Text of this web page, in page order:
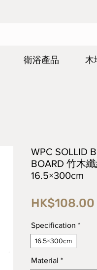
衛浴產品 木
WPC SOLLID
BOARD 竹木
16.5×300cm
HK$108.00
Specification *
16.5×300cm
Material *